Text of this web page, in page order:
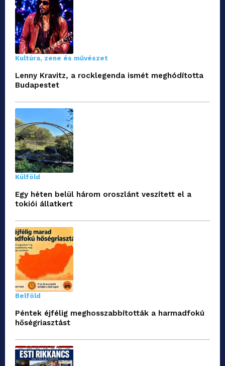
Kultúra, zene és művészet
Lenny Kravitz, a rocklegenda ismét meghódította
Budapestet
Külföld
Egy héten belül három oroszlánt veszített el a
tokiói állatkert
Belföld
Péntek éjfélig meghosszabbították a harmadfokú
hőségriasztást